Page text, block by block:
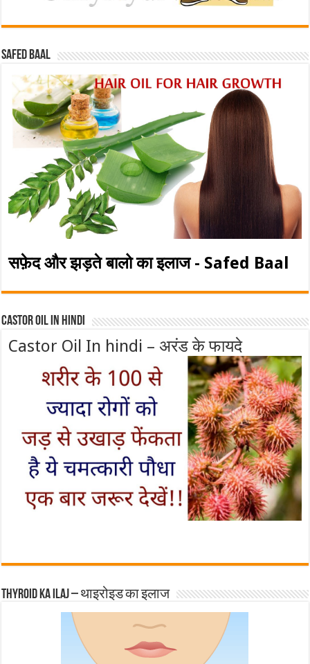
Safed baal
सफ़ेद और झड़ते बालो का इलाज - Safed Baal
Castor Oil In Hindi
Castor Oil In hindi – अरंड के फायदे
Thyroid ka ilaj – थाइरोइड का इलाज